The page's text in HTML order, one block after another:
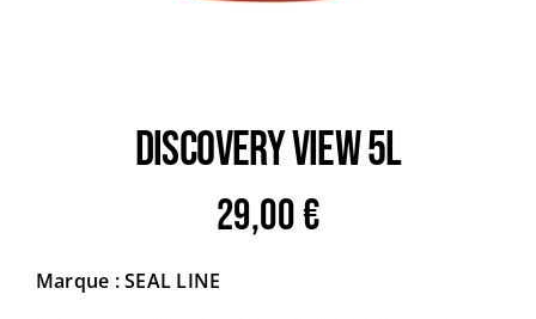
DISCOVERY VIEW 5L
29,00€
Marque : SEAL LINE